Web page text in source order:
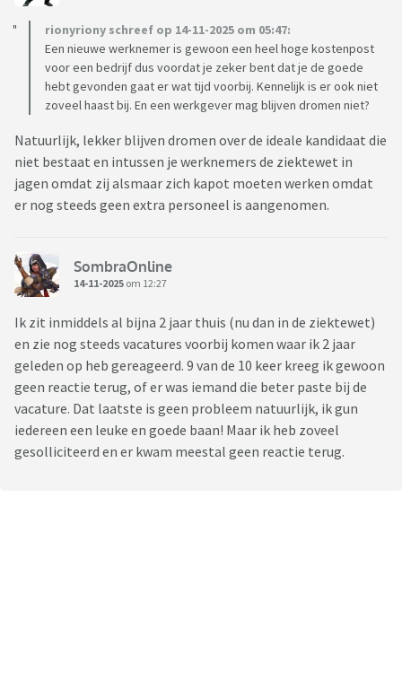
rionyriony schreef op 14-11-2025 om 05:47:
Een nieuwe werknemer is gewoon een heel hoge kostenpost
voor een bedrijf dus voordat je zeker bent dat je de goede
hebt gevonden gaat er wat tijd voorbij. Kennelijk is er ook niet
zoveel haast bij. En een werkgever mag blijven dromen niet?
Natuurlijk, lekker blijven dromen over de ideale kandidaat die
niet bestaat en intussen je werknemers de ziektewet in
jagen omdat zij alsmaar zich kapot moeten werken omdat
er nog steeds geen extra personeel is aangenomen.
SombraOnline
14-11-2025 om 12:27
Ik zit inmiddels al bijna 2 jaar thuis (nu dan in de ziektewet)
en zie nog steeds vacatures voorbij komen waar ik 2 jaar
geleden op heb gereageerd. 9 van de 10 keer kreeg ik gewoon
geen reactie terug, of er was iemand die beter paste bij de
vacature. Dat laatste is geen probleem natuurlijk, ik gun
iedereen een leuke en goede baan! Maar ik heb zoveel
gesolliciteerd en er kwam meestal geen reactie terug.